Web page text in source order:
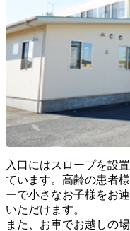
入口にはスロープを設
ています。高齢の患者
ーで小さなお子様をお
いただけます。
また、お車でお越しの